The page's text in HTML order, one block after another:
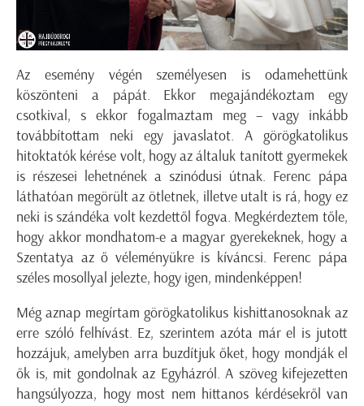
Az esemény végén személyesen is odamehettünk
köszönteni a pápát. Ekkor megajándékoztam egy
csotkival, s ekkor fogalmaztam meg – vagy inkább
továbbítottam neki egy javaslatot. A görögkatolikus
hitoktatók kérése volt, hogy az általuk tanított gyermekek
is részesei lehetnének a szinódusi útnak. Ferenc pápa
láthatóan megörült az ötletnek, illetve utalt is rá, hogy ez
neki is szándéka volt kezdettől fogva. Megkérdeztem tőle,
hogy akkor mondhatom-e a magyar gyerekeknek, hogy a
Szentatya az ő véleményükre is kíváncsi. Ferenc pápa
széles mosollyal jelezte, hogy igen, mindenképpen!
Még aznap megírtam görögkatolikus kishittanosoknak az
erre szóló felhívást. Ez, szerintem azóta már el is jutott
hozzájuk, amelyben arra buzdítjuk őket, hogy mondják el
ők is, mit gondolnak az Egyházról. A szöveg kifejezetten
hangsúlyozza, hogy most nem hittanos kérdésekről van